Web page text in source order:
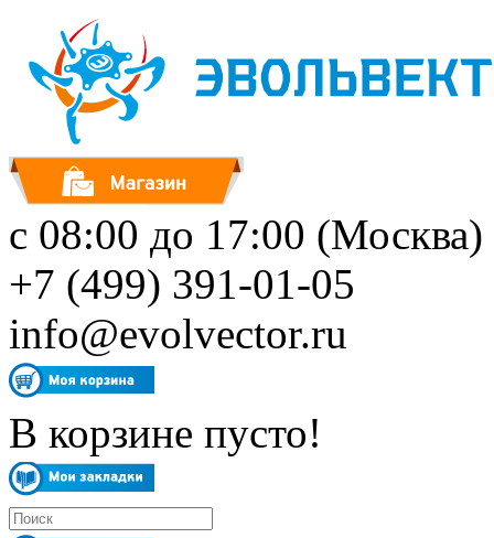
с 08:00 до 17:00 (Москва)
+7 (499) 391-01-05
info@evolvector.ru
В корзине пусто!